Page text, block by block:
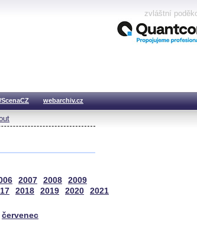
zvláštní
webarchiv.cz
2007 2008
2009
2018 2019 2020
2021
červenec